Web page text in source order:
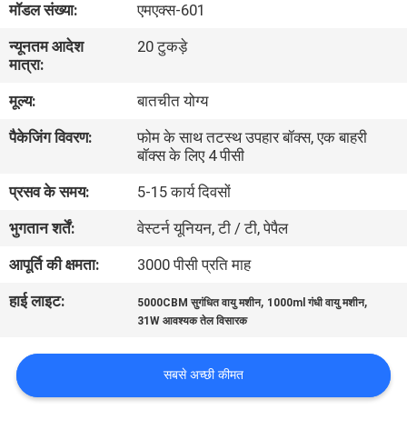
कारखाना
गुणवत्ता
नियंत्रण
संपर्क
करें
उद्धरण
का
मॉडल संख्या:
एमएक्स-601
न्यूनतम आदेश
मात्रा:
20 टुकड़े
मूल्य:
बातचीत योग्य
पैकेजिंग विवरण:
फोम के साथ तटस्थ उपहार बॉक्स, एक बाहरी
बॉक्स के लिए 4 पीसी
प्रसव के समय:
5-15 कार्य दिवसों
भुगतान शर्तें:
वेस्टर्न यूनियन, टी / टी, पेपैल
आपूर्ति की क्षमता:
3000 पीसी प्रति माह
हाई लाइट:
5000CBM सुगंधित वायु मशीन, 1000ml गंधी वायु मशीन,
31W आवश्यक तेल विसारक
सबसे अच्छी कीमत